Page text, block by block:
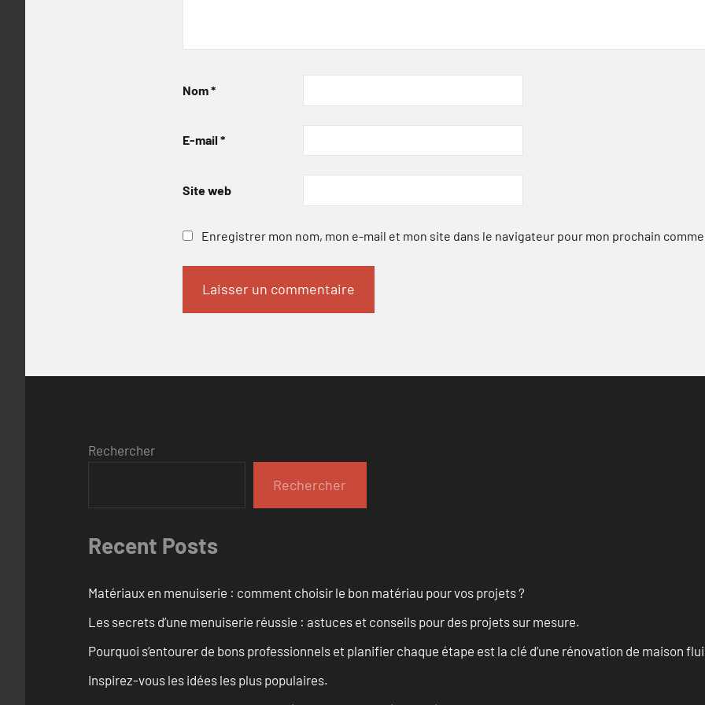
Nom*
E-mail *
Site web
Enregistrer mon nom, mon e-mail et mon site dans le navigateur pour mon prochain
Rechercher
Rechercher
Recent Posts
Matériaux en menuiserie : comment choisir le bon matériau pour vos projets ?
Les secrets d’une menuiserie réussie : astuces et conseils pour des projets sur mesure.
Pourquoi s’entourer de bons professionnels et planifier chaque étape est la clé d’une rénovation de maison
Inspirez-vous les idées les plus populaires.